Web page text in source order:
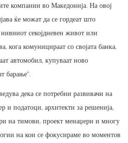
компании во Македонија. На овој
ќе можат да се гордеат што
секојдневен живот или
кога комуницираат со својата банка,
автомобил, купуваат ново
барање“.
дека се потребни развивачи на
и податоци, архитекти за решенија,
на тимови, проект менаџери и многу
на кои се фокусираме во моментов